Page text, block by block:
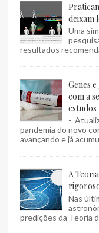
deixam
Uma
resultados
Genes
com a
estudos
-
pandemia do novo
avançando e já
A
Nas
predições da Teoria